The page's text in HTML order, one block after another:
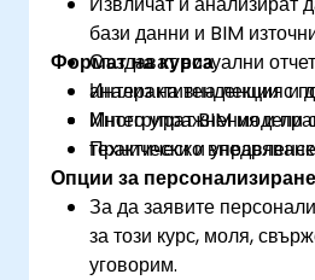
бази данни и BIM
Създават визуални
анализ на тенденции с
Интегрират BIM модели
технически и
Формат на курса
Интерактивна лекция и
Много упражнения и
Практическо
Опции за
За да заявите
за този курс, моля,
уговорим.